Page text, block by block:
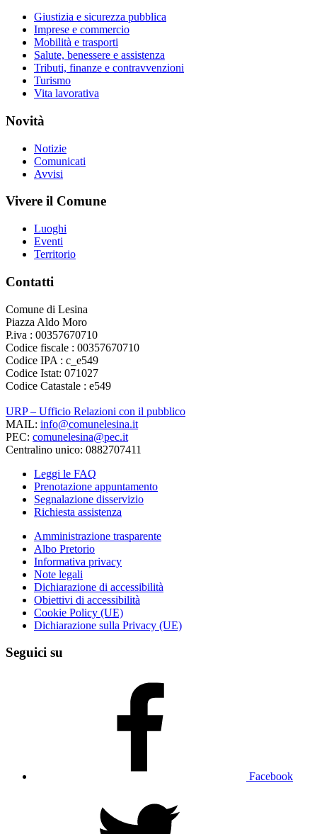
Giustizia e sicurezza pubblica
Imprese e commercio
Mobilità e trasporti
Salute, benessere e assistenza
Tributi, finanze e contravvenzioni
Turismo
Vita lavorativa
Novità
Notizie
Comunicati
Avvisi
Vivere il Comune
Luoghi
Eventi
Territorio
Contatti
Comune di Lesina
Piazza Aldo Moro
P.iva : 00357670710
Codice fiscale : 00357670710
Codice IPA : c_e549
Codice Istat: 071027
Codice Catastale : e549
URP – Ufficio Relazioni con il pubblico
MAIL: info@comunelesina.it
PEC: comunelesina@pec.it
Centralino unico: 0882707411
Leggi le FAQ
Prenotazione appuntamento
Segnalazione disservizio
Richiesta assistenza
Amministrazione trasparente
Albo Pretorio
Informativa privacy
Note legali
Dichiarazione di accessibilità
Obiettivi di accessibilità
Cookie Policy (UE)
Dichiarazione sulla Privacy (UE)
Seguici su
Facebook